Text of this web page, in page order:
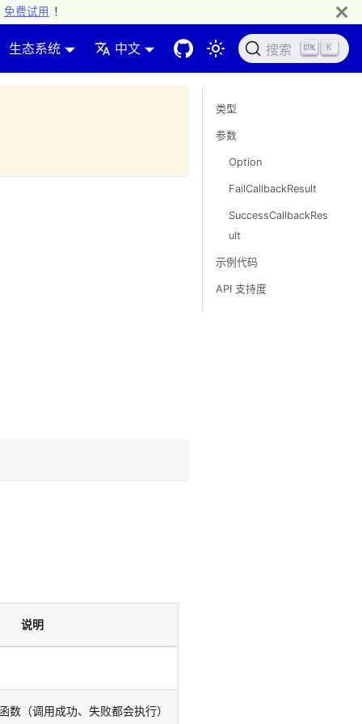
免费试用 ！
生态系统 中文 搜索 K
说明
数（调用成功、失败都会执行）
类型
参数
Option
FailCallbackResult
SuccessCallbackRes
ult
示例代码
API 支持度